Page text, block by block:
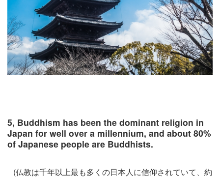
5, Buddhism has been the dominant religion in
Japan for well over a millennium, and about 80%
of Japanese people are Buddhists.
(仏教は千年以上最も多くの日本人に信仰されていて、約